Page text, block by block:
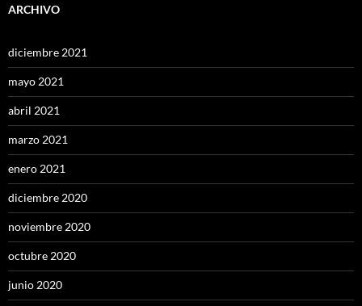
ARCHIVO
diciembre 2021
mayo 2021
abril 2021
marzo 2021
enero 2021
diciembre 2020
noviembre 2020
octubre 2020
junio 2020